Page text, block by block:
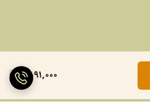
2,091,000